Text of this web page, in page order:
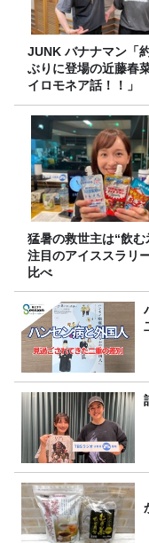
JUNK バナナマン「約３か月
ぶりに登場の近藤春
イロモネア話！！」
猛暑の救世主は“飲む
注目のアイススラリ
比べ